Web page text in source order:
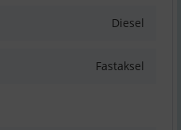
Diesel
Fastaksel